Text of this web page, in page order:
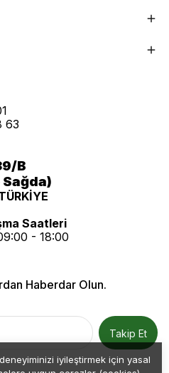
iyileştirmek için yasal
28 63
B
Saatleri
- 18:00
Haberdar Olun.
Takip Et